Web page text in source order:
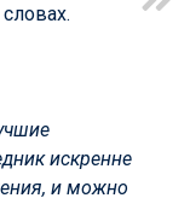
искренне
и можно